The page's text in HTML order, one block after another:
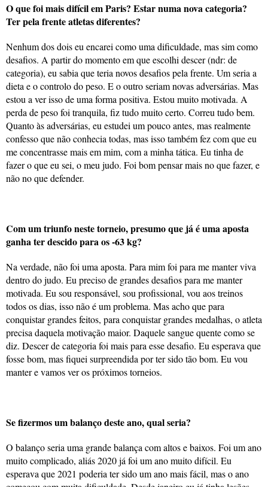
O que foi mais difícil em Paris? Estar numa nova categoria?
Ter pela frente atletas diferentes?
Nenhum dos dois eu encarei como uma dificuldade, mas sim como
desafios. A partir do momento em que escolhi descer (ndr: de
categoria), eu sabia que teria novos desafios pela frente. Um seria a
dieta e o controlo do peso. E o outro seriam novas adversárias. Mas
estou a ver isso de uma forma positiva. Estou muito motivada. A
perda de peso foi tranquila, fiz tudo muito certo. Correu tudo bem.
Quanto às adversárias, eu estudei um pouco antes, mas realmente
confesso que não conhecia todas, mas isso também fez com que eu
me concentrasse mais em mim, com a minha tática. Eu tinha de
fazer o que eu sei, o meu judo. Foi bom pensar mais no que fazer, e
não no que defender.
Com um triunfo neste torneio, presumo que já é uma aposta
ganha ter descido para os -63 kg?
Na verdade, não foi uma aposta. Para mim foi para me manter viva
dentro do judo. Eu preciso de grandes desafios para me manter
motivada. Eu sou responsável, sou profissional, vou aos treinos
todos os dias, isso não é um problema. Mas acho que para
conquistar grandes feitos, para conquistar grandes medalhas, o atleta
precisa daquela motivação maior. Daquele sangue quente como se
diz. Descer de categoria foi mais para esse desafio. Eu esperava que
fosse bom, mas fiquei surpreendida por ter sido tão bom. Eu vou
manter e vamos ver os próximos torneios.
Se fizermos um balanço deste ano, qual seria?
O balanço seria uma grande balança com altos e baixos. Foi um ano
muito complicado, aliás 2020 já foi um ano muito difícil. Eu
esperava que 2021 poderia ter sido um ano mais fácil, mas o ano